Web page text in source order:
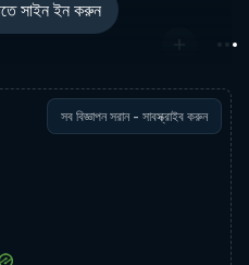
সাইন ইন করুন
সব বিজ্ঞাপন সরান - সাবস্ক্রাইব করুন